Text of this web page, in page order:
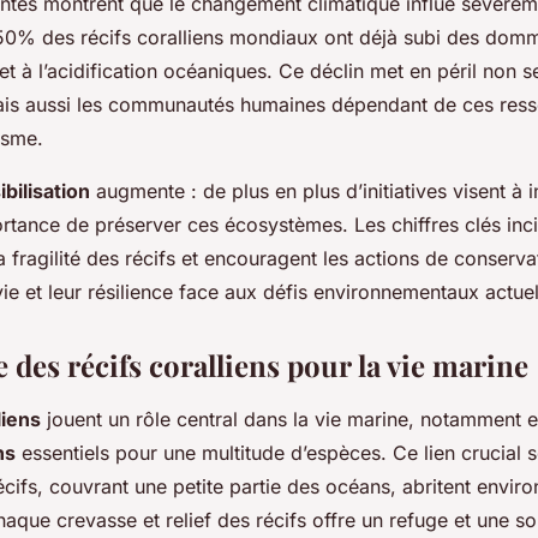
des récifs coralliens mondiaux ont déjà subi des
à l’acidification océaniques. Ce déclin met en péril non
aussi les communautés humaines dépendant de ces
augmente : de plus en plus d’initiatives visent à
de préserver ces écosystèmes. Les chiffres clés
fragilité des récifs et encouragent les actions de
et leur résilience face aux défis environnementaux
des récifs coralliens pour la vie marine
jouent un rôle central dans la vie marine, notamment
essentiels pour une multitude d’espèces. Ce lien crucial
couvrant une petite partie des océans, abritent
crevasse et relief des récifs offre un refuge et une